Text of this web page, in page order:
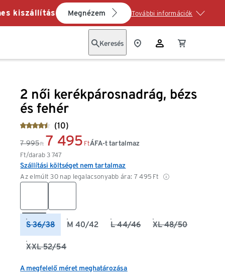
kiszállítás Megnézem További információk
Keresés
2 női kerékpárosnadrág, bézs
és fehér
(10)
7 995 Ft 7 495 Ft
Ft/darab3 747
Az elmúlt 30 nap legalacsonyabb ára: 7 495 Ft
ÁFA-t tartalmaz
Szállítási költséget nem tartalmaz
S 36/38 M 40/42 L 44/46 XL 48/50
XXL 52/54
A megfelelő méret meghatározása